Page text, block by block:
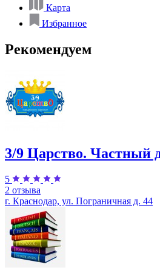
Карта
Избранное
Рекомендуем
3/9 Царство. Частный
5
2 отзыва
г. Краснодар, ул. Пограничная д. 44